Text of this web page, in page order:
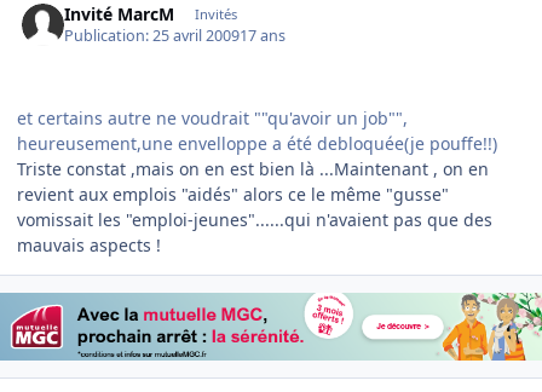
Invité MarcM Invités
Publication:25 avril 200917 ans
et certains autre ne voudrait ""qu'avoir un job"",
heureusement,une envelloppe a été debloquée(je pouffe!!)
Triste constat ,mais on en est bien là ...Maintenant , on en
revient aux emplois "aidés" alors ce le même "gusse"
vomissait les "emploi-jeunes"......qui n'avaient pas que des
mauvais aspects !